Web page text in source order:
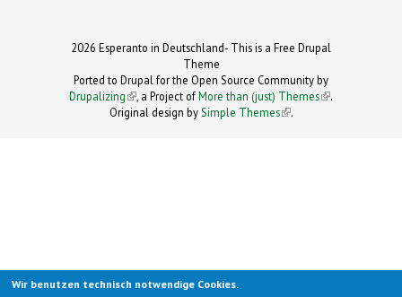
2026 Esperanto in Deutschland- This is a Free Drupal
Theme
Ported to Drupal for the Open Source Community by
Drupalizing(link is external)
, a Project ofMore than (just) Themes (link is
.
Original design by Simple Themes
(link is
.
Wir benutzen technisch notwendige Cookies.